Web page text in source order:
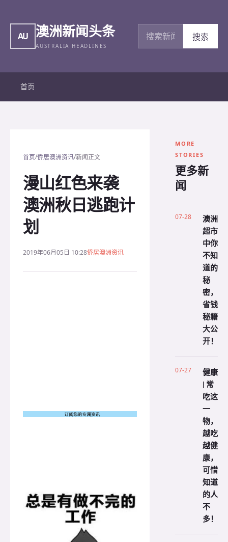
AU 澳洲新闻头条
AUSTRALIA HEADLINES
搜索新闻
搜索
首页
首页/侨居澳洲资讯/新闻正文
漫山红色来袭
澳洲秋日逃跑计
划
2019年06月05日 10:28侨居澳洲资讯
MORE
STORIES
更多新
闻
07-28
澳洲
超市
中你
不知
道的
秘
密，
省钱
秘籍
大公
开！
07-27
健康
| 常
吃这
一
物，
越吃
越健
康，
可惜
知道
的人
不
多！